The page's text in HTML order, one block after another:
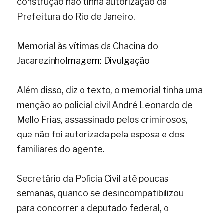
Prefeitura do Rio de Janeiro.
Memorial às vítimas da Chacina do
Jacarezinho Imagem: Divulgação
Além disso, diz o texto, o memorial tinha uma
menção ao policial civil André Leonardo de
Mello Frias, assassinado pelos criminosos,
que não foi autorizada pela esposa e dos
familiares do agente.
Secretário da Polícia Civil até poucas
semanas, quando se desincompatibilizou
para concorrer a deputado federal, o